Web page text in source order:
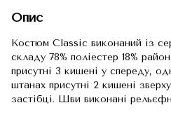
Опис
Костюм Classic виконаний із
складу 78% поліестер 18%
присутні 3 кишені у спереду,
штанах присутні 2 кишені
застібці. Шви виконані